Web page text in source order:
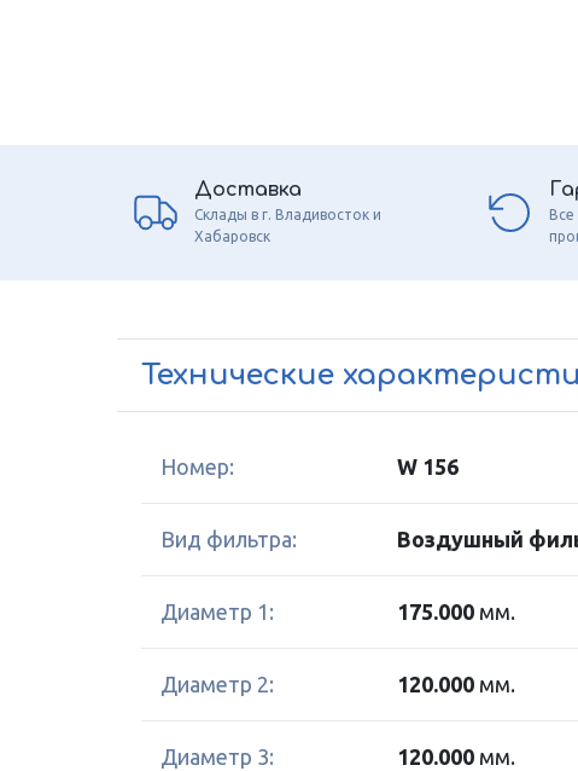
Доставка
Склады в г. Владивосток и
Хабаровск
Все
Технические
Номер: W 156
Вид фильтра: Воздушный
Диаметр 1: 175.000 мм.
Диаметр 2: 120.000 мм.
Диаметр 3: 120.000 мм.